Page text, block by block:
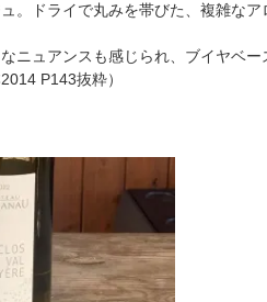
。ドライで丸みを帯びた、複雑なア
ニュアンスも感じられ、ブイヤベー
P143抜粋）